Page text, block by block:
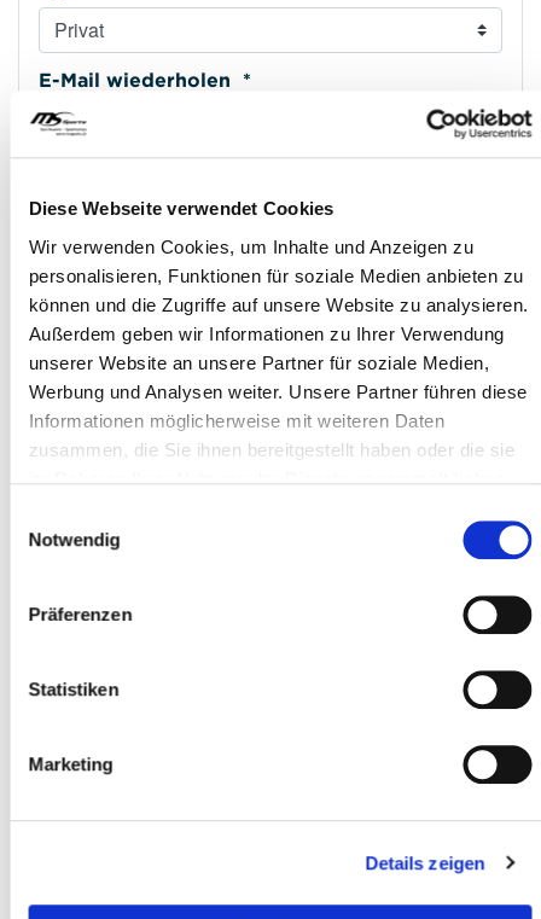
Diese Webseite verwendet Cookies
Wir verwenden Cookies, um Inhalte und Anzeigen zu
personalisieren, Funktionen für soziale Medien anbieten zu
können und die Zugriffe auf unsere Website zu analysieren.
Außerdem geben wir Informationen zu Ihrer Verwendung
unserer Website an unsere Partner für soziale Medien,
Werbung und Analysen weiter. Unsere Partner führen diese
Informationen möglicherweise mit weiteren Daten
zusammen, die Sie ihnen bereitgestellt haben oder die sie
Notwendig
Präferenzen
Statistiken
Marketing
Details zeigen
E-Mail wiederholen *
Typ *
Postleitzahl *
Teilnehmer
Datenschutzbestimmungen
gelesen und bin damit einverstanden *